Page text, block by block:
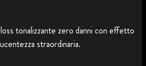
tonalizzante zero danni con effetto
straordinaria.